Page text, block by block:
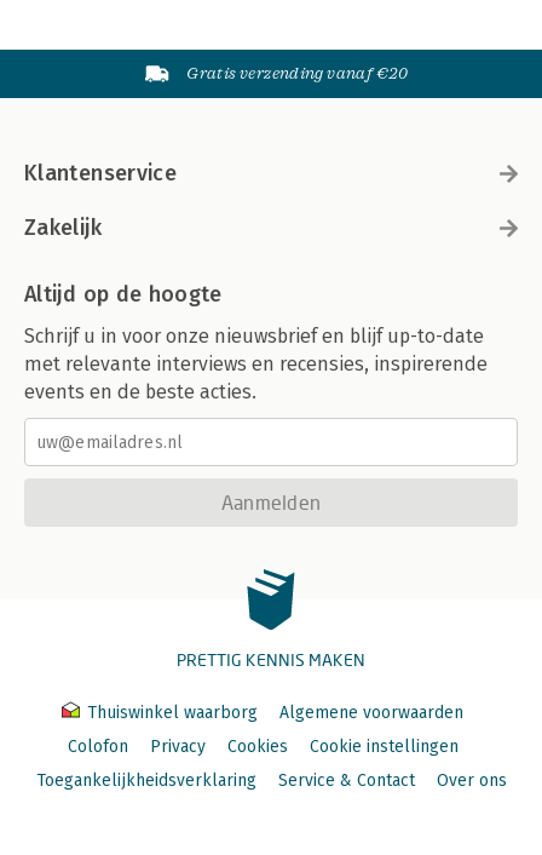
Gratis verzending vanaf €20
Klantenservice
Zakelijk
Altijd op de hoogte
Schrijf u in voor onze nieuwsbrief en blijf up-to-date
met relevante interviews en recensies, inspirerende
events en de beste acties.
Aanmelden
PRETTIG KENNIS MAKEN
Thuiswinkel waarborg
Algemene voorwaarden
Colofon
Privacy Cookies
Cookie instellingen
Toegankelijkheidsverklaring
Service & Contact Over ons